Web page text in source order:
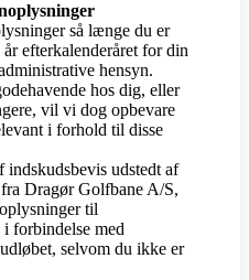
så længe du er
efterkalenderåret for din
hensyn.
hos dig, eller
vil vi dog opbevare
i forhold til disse
indskudsbevis udstedt af
Dragør Golfbane A/S,
til
forbindelse med
selvom du ikke er